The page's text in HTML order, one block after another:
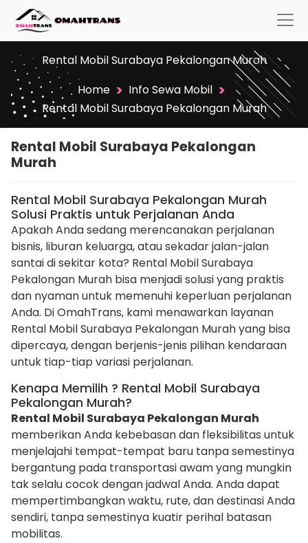
Rental Mobil Surabaya Pekalongan Murah
Home > Info Sewa Mobil >
Rental Mobil Surabaya Pekalongan Murah
Rental Mobil Surabaya Pekalongan
Murah
Rental Mobil Surabaya Pekalongan Murah
Solusi Praktis untuk Perjalanan Anda
Apakah Anda sedang merencanakan perjalanan
bisnis, liburan keluarga, atau sekadar jalan-jalan
santai di sekitar kota? Rental Mobil Surabaya
Pekalongan Murah bisa menjadi solusi yang praktis
dan nyaman untuk memenuhi keperluan perjalanan
Anda. Di OmahTrans, kami menawarkan layanan
Rental Mobil Surabaya Pekalongan Murah yang bisa
dipercaya, dengan berjenis-jenis pilihan kendaraan
untuk tiap-tiap variasi perjalanan.
Kenapa Memilih ? Rental Mobil Surabaya
Pekalongan Murah?
Rental Mobil Surabaya Pekalongan Murah
memberikan Anda kebebasan dan fleksibilitas untuk
menjelajahi tempat-tempat baru tanpa semestinya
bergantung pada transportasi awam yang mungkin
tak selalu cocok dengan jadwal Anda. Anda dapat
mempertimbangkan waktu, rute, dan destinasi Anda
sendiri, tanpa semestinya kuatir perihal batasan
mobilitas.